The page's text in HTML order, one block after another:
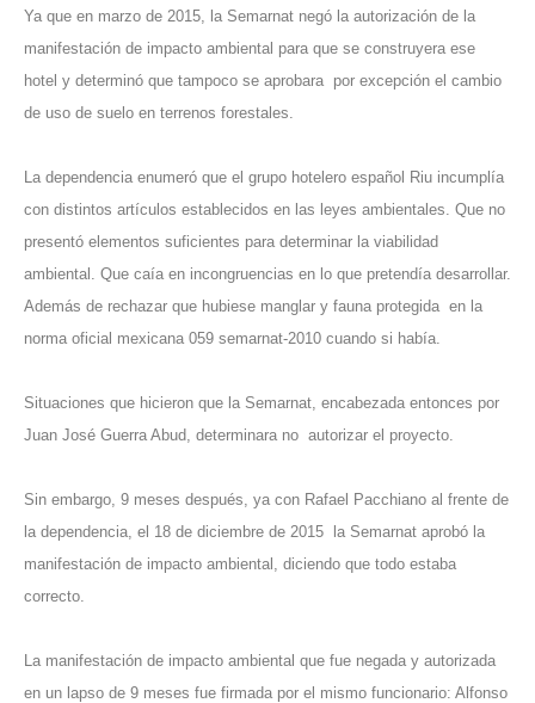
Ya que en marzo de 2015, la Semarnat negó la autorización de la
manifestación de impacto ambiental para que se construyera ese
hotel y determinó que tampoco se aprobara por excepción el cambio
de uso de suelo en terrenos forestales.
La dependencia enumeró que el grupo hotelero español Riu incumplía
con distintos artículos establecidos en las leyes ambientales. Que no
presentó elementos suficientes para determinar la viabilidad
ambiental. Que caía en incongruencias en lo que pretendía desarrollar.
Además de rechazar que hubiese manglar y fauna protegida en la
norma oficial mexicana 059 semarnat-2010 cuando si había.
Situaciones que hicieron que la Semarnat, encabezada entonces por
Juan José Guerra Abud, determinara no autorizar el proyecto.
Sin embargo, 9 meses después, ya con Rafael Pacchiano al frente de
la dependencia, el 18 de diciembre de 2015 la Semarnat aprobó la
manifestación de impacto ambiental, diciendo que todo estaba
correcto.
La manifestación de impacto ambiental que fue negada y autorizada
en un lapso de 9 meses fue firmada por el mismo funcionario: Alfonso